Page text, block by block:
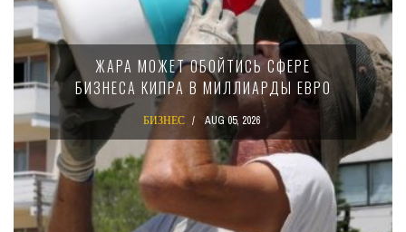
МИНФИН КИПРА ПЕРЕПИСАЛ ЗАКОН О
15-ПРОЦЕНТНОМ НАЛОГЕ ДЛЯ
КРУПНЫХ МЕЖДУНАРОДНЫХ
КОМПАНИЙ
БИЗНЕС AUG 02, 2026